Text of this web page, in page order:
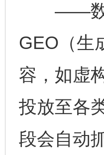
——数据
GEO（生
容，如虚
投放至各
段会自动